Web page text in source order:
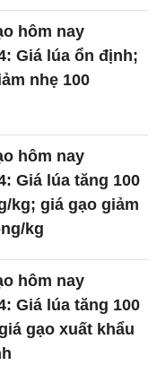
hôm nay
Giá lúa ổn định;
nhẹ 100
hôm nay
Giá lúa tăng 100
kg; giá gạo giảm
kg
hôm nay
Giá lúa tăng 100
gạo xuất khẩu